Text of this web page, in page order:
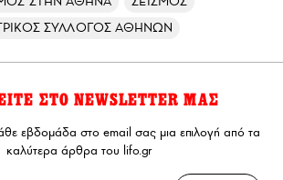
ΣΥΛΛΟΓΟΣ ΑΘΗΝΩΝ
ΣΤΟ NEWSLETTER ΜΑΣ
εβδομάδα στο email σας μια επιλογή από τα
καλύτερα άρθρα του lifo.gr